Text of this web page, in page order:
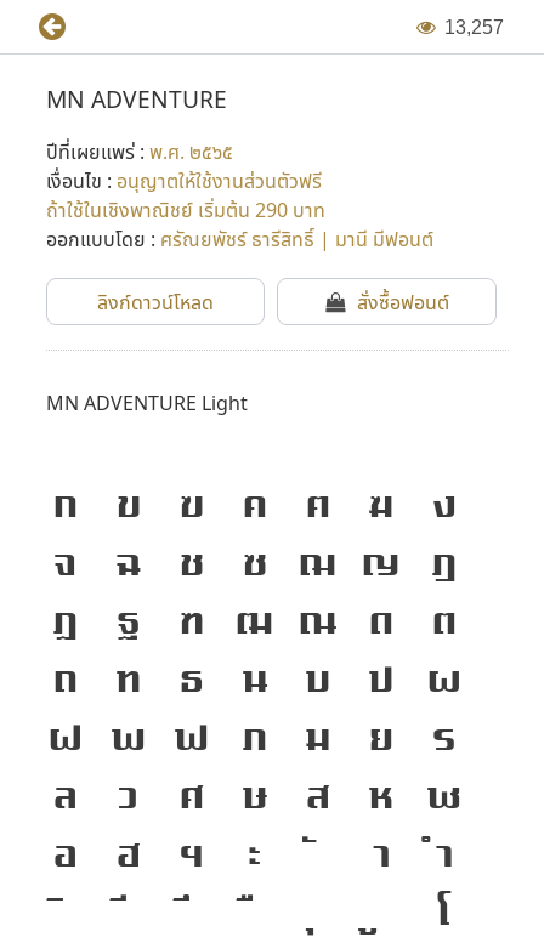
13,257
MN ADVENTURE
ปีที่เผยแพร่ : พ.ศ. ๒๕๖๕
เงื่อนไข : อนุญาตให้ใช้งานส่วนตัวฟรี
ถ้าใช้ในเชิงพาณิชย์ เริ่มต้น 290 บาท
ออกแบบโดย : ศรัณยพัชร์ ธารีสิทธิ์ | มานี มีฟอนต์
ลิงก์ดาวน์โหลด สั่งซื้อฟอนต์
MN ADVENTURE Light
ก ข ฃ ค ฅ ฆ
ง
จ
ฉ ช ซ ฌ ญ
ฎ
ฏ
ฐ ฑ ฒ ณ ด
ต
ถ
ท ธ น บ ป
ผ
ฝ
พ ฟ ภ ม ย
ร
ล
ว ศ ษ ส ห
ฬ
อ
ฮ ฯ ะ า
ำ
โ